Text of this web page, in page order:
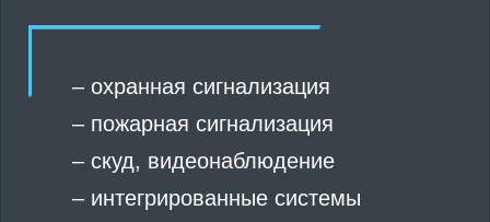
– охранная сигнализация
– пожарная сигнализация
–скуд, видеонаблюдение
– интегрированные системы